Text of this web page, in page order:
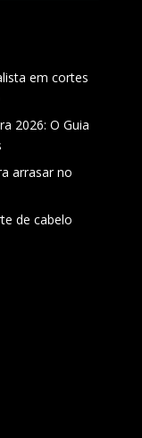
em cortes
2026: O Guia
arrasar no
de cabelo